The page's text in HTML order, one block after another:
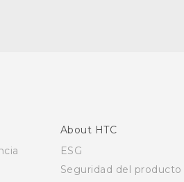
About HTC
ESG
Seguridad del producto